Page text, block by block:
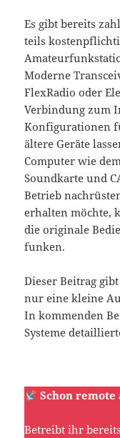
Es gibt bereits
teils
Moderne
FlexRadio oder
Verbindung zum
Konfigurationen
ältere Geräte
Computer wie
Soundkarte und
Betrieb
erhalten möchte,
die originale
funken.
Dieser Beitrag
nur eine kleine
In kommenden
Systeme
Schon remote
Betreibt ihr